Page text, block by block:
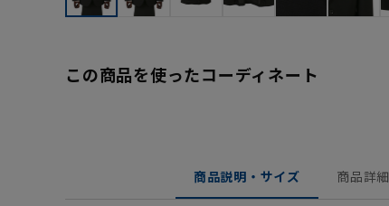
この商品を使ったコーディネート
商品説明・サイズ 商品詳細